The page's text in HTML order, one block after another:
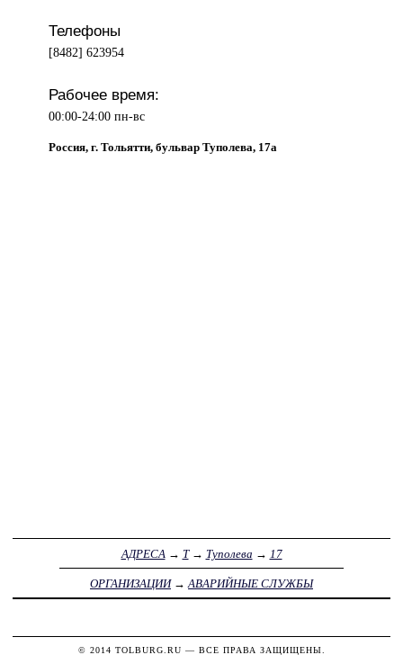
Телефоны
[8482] 623954
Рабочее время:
00:00-24:00 пн-вс
Россия, г. Тольятти, бульвар Туполева, 17а
АДРЕСА → Т→ Туполева → 17
ОРГАНИЗАЦИИ→ АВАРИЙНЫЕ СЛУЖБЫ
© 2014 TOLBURG.RU — ВСЕ ПРАВА ЗАЩИЩЕНЫ.